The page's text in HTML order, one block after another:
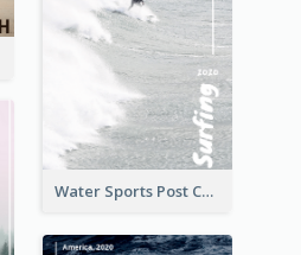
Water Sports Post Card